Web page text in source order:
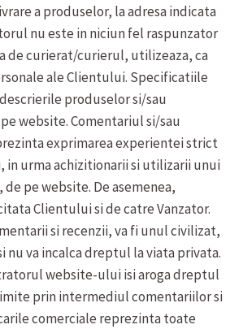
a produselor, la adresa indicata
nu este in niciun fel raspunzator
de curierat/curierul, utilizeaza, ca
ale Clientului. Specificatiile
produselor si/sau
website.Comentariul si/sau
exprimarea experientei strict
in urma achizitionarii si utilizarii unui
pe website. De asemenea,
Clientului si de catre Vanzator.
si recenzii, va fi unul civilizat,
nu va incalca dreptul la viata privata.
website-ului isi aroga dreptul
prin intermediul comentariilor si
comerciale reprezinta toate